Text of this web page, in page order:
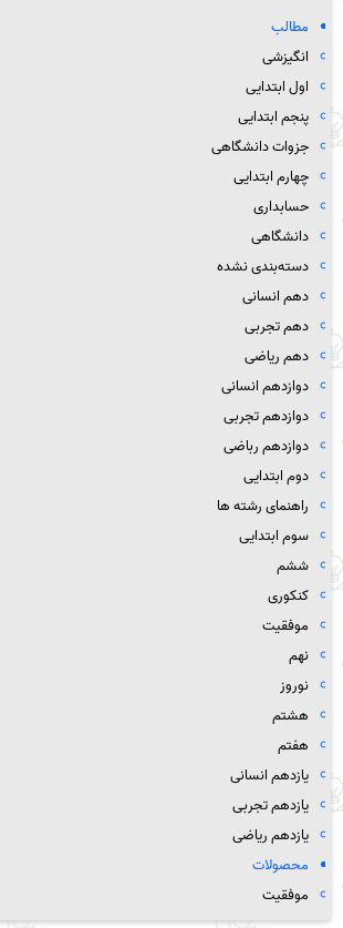
مطالب
انگیزشی
اول ابتدایی
پنجم ابتدایی
جزوات دانشگاهی
چهارم ابتدایی
حسابداری
دانشگاهی
دسته‌بندی نشده
دهم انسانی
دهم تجربی
دهم ریاضی
دوازدهم انسانی
دوازدهم تجربی
دوازدهم رباضی
دوم ابتدایی
راهنمای رشته ها
سوم ابتدایی
ششم
کنکوری
موفقیت
نهم
نوروز
هشتم
هفتم
یازدهم انسانی
یازدهم تجربی
یازدهم ریاضی
محصولات
موفقیت